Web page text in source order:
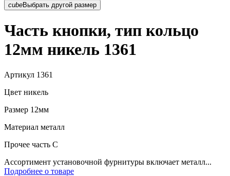
cubeВыбрать другой размер
Часть кнопки, тип кольцо
12мм никель 1361
Артикул 1361
Цвет никель
Размер 12мм
Материал металл
Прочее часть С
Ассортимент установочной фурнитуры включает металл...
Подробнее о товаре